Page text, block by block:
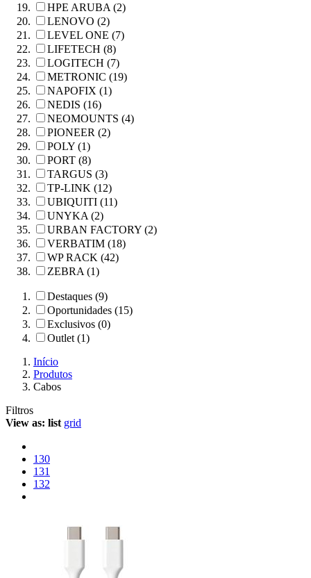
HPE ARUBA (2)
LENOVO (2)
LEVEL ONE (7)
LIFETECH (8)
LOGITECH (7)
METRONIC (19)
NAPOFIX (1)
NEDIS (16)
NEOMOUNTS (4)
PIONEER (2)
POLY (1)
PORT (8)
TARGUS (3)
TP-LINK (12)
UBIQUITI (11)
UNYKA (2)
URBAN FACTORY (2)
VERBATIM (18)
WP RACK (42)
ZEBRA (1)
Destaques (9)
Oportunidades (15)
Exclusivos (0)
Outlet (1)
Início
Produtos
Cabos
Filtros
View as: list grid
130
131
132